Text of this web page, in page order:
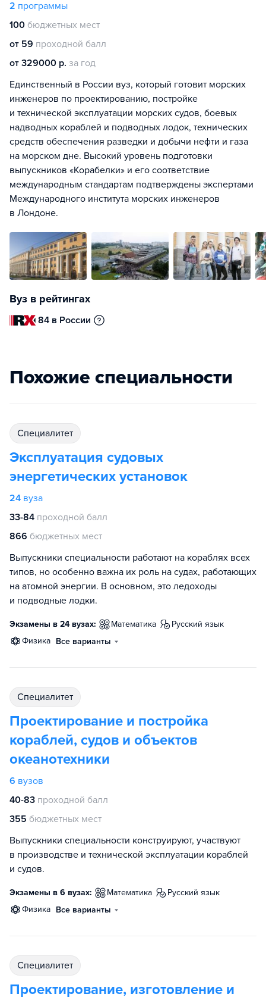
2 программы
100 бюджетных мест
от 59 проходной балл
от 329000 р. за год
Единственный в России вуз, который готовит морских
инженеров по проектированию, постройке
и технической эксплуатации морских судов, боевых
надводных кораблей и подводных лодок, технических
средств обеспечения разведки и добычи нефти и газа
на морском дне. Высокий уровень подготовки
выпускников «Корабелки» и его соответствие
международным стандартам подтверждены экспертами
Международного института морских инженеров
в Лондоне.
Вуз в рейтингах
84 в России
Похожие специальности
специалитет
Эксплуатация судовых
энергетических установок
24 вуза
33-84 проходной балл
866 бюджетных мест
Выпускники специальности работают на кораблях всех
типов, но особенно важна их роль на судах, работающих
на атомной энергии. В основном, это ледоходы
и подводные лодки.
Экзамены в 24 вузах: математика
русский язык
физика Все варианты
специалитет
Проектирование и постройка
кораблей, судов и объектов
океанотехники
6 вузов
40-83 проходной балл
355 бюджетных мест
Выпускники специальности конструируют, участвуют
в производстве и технической эксплуатации кораблей
и судов.
Экзамены в 6 вузах: математика
русский язык
физика Все варианты
специалитет
Проектирование, изготовление и